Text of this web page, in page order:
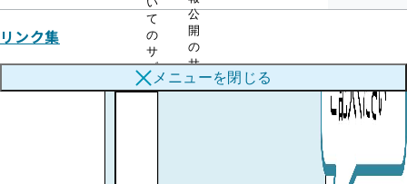
て
の
サ
ブ
メ
公
開
の
サ
ブ
メ
リンク集
メニューを閉じる